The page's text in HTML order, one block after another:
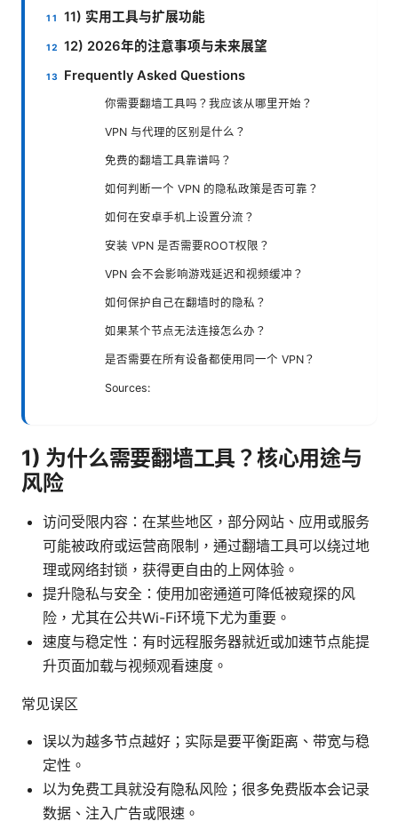
11) 实用工具与扩展功能
12) 2026年的注意事项与未来展望
Frequently Asked Questions
你需要翻墙工具吗？我应该从哪里开始？
VPN 与代理的区别是什么？
免费的翻墙工具靠谱吗？
如何判断一个 VPN 的隐私政策是否可靠？
如何在安卓手机上设置分流？
安装 VPN 是否需要ROOT权限？
VPN 会不会影响游戏延迟和视频缓冲？
如何保护自己在翻墙时的隐私？
如果某个节点无法连接怎么办？
是否需要在所有设备都使用同一个 VPN？
Sources:
1) 为什么需要翻墙工具？核心用途与
风险
访问受限内容：在某些地区，部分网站、应用或服务
可能被政府或运营商限制，通过翻墙工具可以绕过地
理或网络封锁，获得更自由的上网体验。
提升隐私与安全：使用加密通道可降低被窥探的风
险，尤其在公共Wi-Fi环境下尤为重要。
速度与稳定性：有时远程服务器就近或加速节点能提
升页面加载与视频观看速度。
常见误区
误以为越多节点越好；实际是要平衡距离、带宽与稳
定性。
以为免费工具就没有隐私风险；很多免费版本会记录
数据、注入广告或限速。